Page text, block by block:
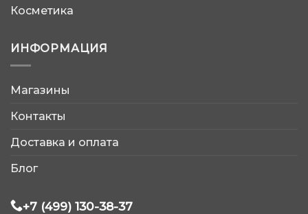
Косметика
ИНФОРМАЦИЯ
Магазины
Контакты
Доставка и оплата
Блог
+7 (499) 130-38-37